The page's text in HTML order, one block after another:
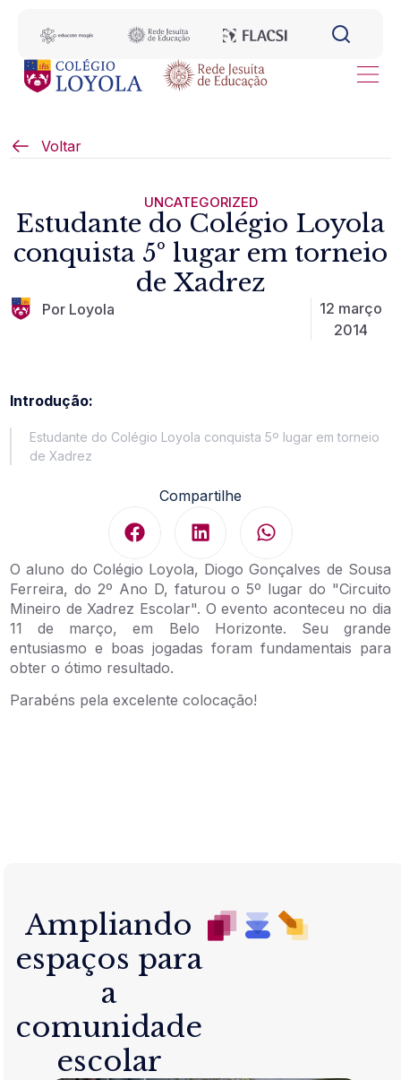
Voltar
UNCATEGORIZED
Estudante do Colégio Loyola
conquista 5º lugar em torneio
de Xadrez
Por Loyola
12 março
2014
Introdução:
Estudante do Colégio Loyola conquista 5º lugar em torneio
de Xadrez
Compartilhe
O aluno do Colégio Loyola, Diogo Gonçalves de Sousa
Ferreira, do 2º Ano D, faturou o 5º lugar do "Circuito
Mineiro de Xadrez Escolar". O evento aconteceu no dia
11 de março, em Belo Horizonte. Seu grande
entusiasmo e boas jogadas foram fundamentais para
obter o ótimo resultado.
Parabéns pela excelente colocação!
Ampliando
espaços para
a
comunidade
escolar